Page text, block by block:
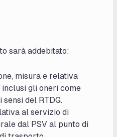
sarà addebitato:
misura e relativa
gli oneri come
del RTDG.
al servizio di
dal PSV al punto di